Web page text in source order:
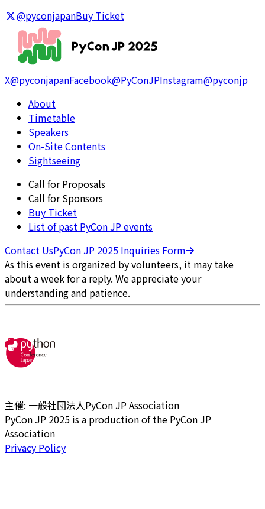
@pyconjapanBuy Ticket
X@pyconjapanFacebook@PyConJPInstagram@pyconjp
About
Timetable
Speakers
On-Site Contents
Sightseeing
Call for Proposals
Call for Sponsors
Buy Ticket
List of past PyCon JP events
Contact UsPyCon JP 2025 Inquiries Form
As this event is organized by volunteers, it may take
about a week for a reply. We appreciate your
understanding and patience.
主催: 一般社団法人PyCon JP Association
PyCon JP 2025 is a production of the PyCon JP
Association
Privacy Policy